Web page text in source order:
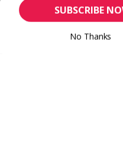
SUBSCRIBE
No Thanks